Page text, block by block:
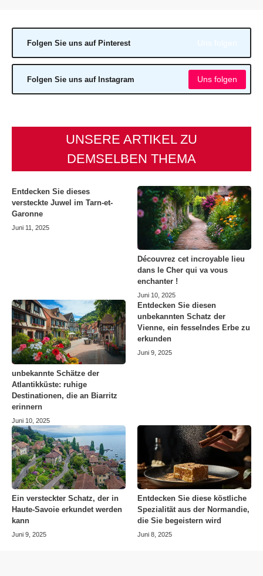
Folgen Sie uns auf Pinterest
Folgen Sie uns auf Instagram Uns folgen
UNSERE ARTIKEL ZU
DEMSELBEN THEMA
Entdecken Sie dieses
versteckte Juwel im Tarn-et-
Garonne
Juni 11, 2025
Découvrez cet incroyable lieu
dans le Cher qui va vous
enchanter !
Juni 10, 2025
unbekannte Schätze der
Atlantikküste: ruhige
Destinationen, die an Biarritz
erinnern
Juni 10, 2025
Entdecken Sie diesen
unbekannten Schatz der
Vienne, ein fesselndes Erbe zu
erkunden
Juni 9, 2025
Ein versteckter Schatz, der in
Haute-Savoie erkundet werden
kann
Juni 9, 2025
Entdecken Sie diese köstliche
Spezialität aus der Normandie,
die Sie begeistern wird
Juni 8, 2025